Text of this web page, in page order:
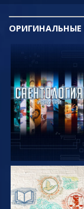
ОРИГИНАЛЬНЫЕ
СМОТРЕТЬ